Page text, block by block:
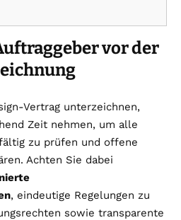
vor der
Vertrag unterzeichnen,
Zeit nehmen, um alle
zu prüfen und offene
Achten Sie dabei
, eindeutige Regelungen zu
sowie transparente